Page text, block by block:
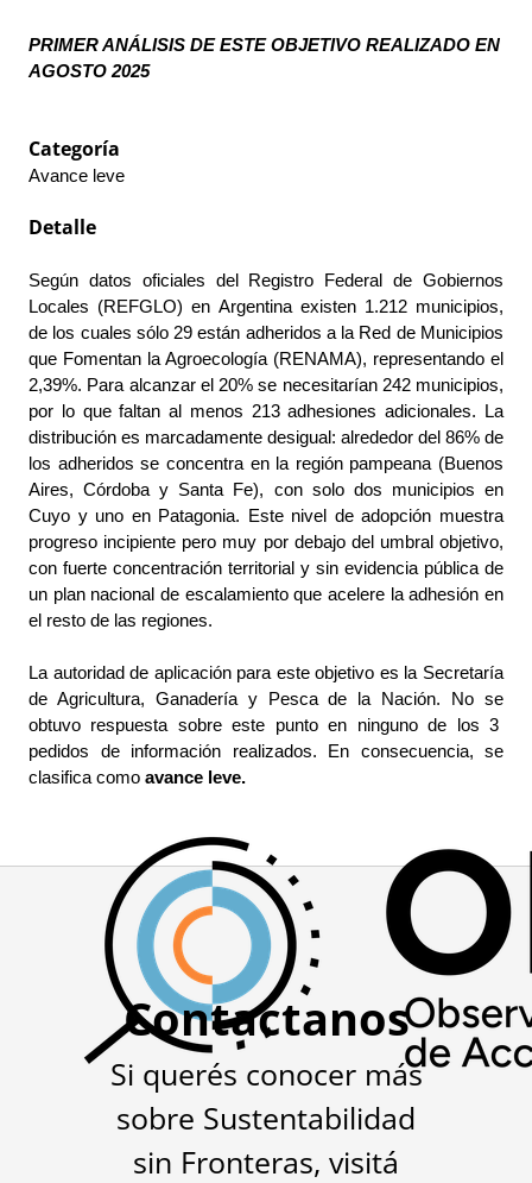
PRIMER ANÁLISIS DE ESTE OBJETIVO REALIZADO EN
AGOSTO 2025
Categoría
Avance leve
Detalle
Según datos oficiales del Registro Federal de Gobiernos
Locales (REFGLO) en Argentina existen 1.212 municipios,
de los cuales sólo 29 están adheridos a la Red de Municipios
que Fomentan la Agroecología (RENAMA), representando el
2,39%. Para alcanzar el 20% se necesitarían 242 municipios,
por lo que faltan al menos 213 adhesiones adicionales. La
distribución es marcadamente desigual: alrededor del 86% de
los adheridos se concentra en la región pampeana (Buenos
Aires, Córdoba y Santa Fe), con solo dos municipios en
Cuyo y uno en Patagonia. Este nivel de adopción muestra
progreso incipiente pero muy por debajo del umbral objetivo,
con fuerte concentración territorial y sin evidencia pública de
un plan nacional de escalamiento que acelere la adhesión en
el resto de las regiones.
La autoridad de aplicación para este objetivo es la Secretaría
de Agricultura, Ganadería y Pesca de la Nación. No se
obtuvo respuesta sobre este punto en ninguno de los 3
pedidos de información realizados. En consecuencia, se
clasifica como avance leve.
Contactanos
Si querés conocer más
sobre Sustentabilidad
sin Fronteras, visitá